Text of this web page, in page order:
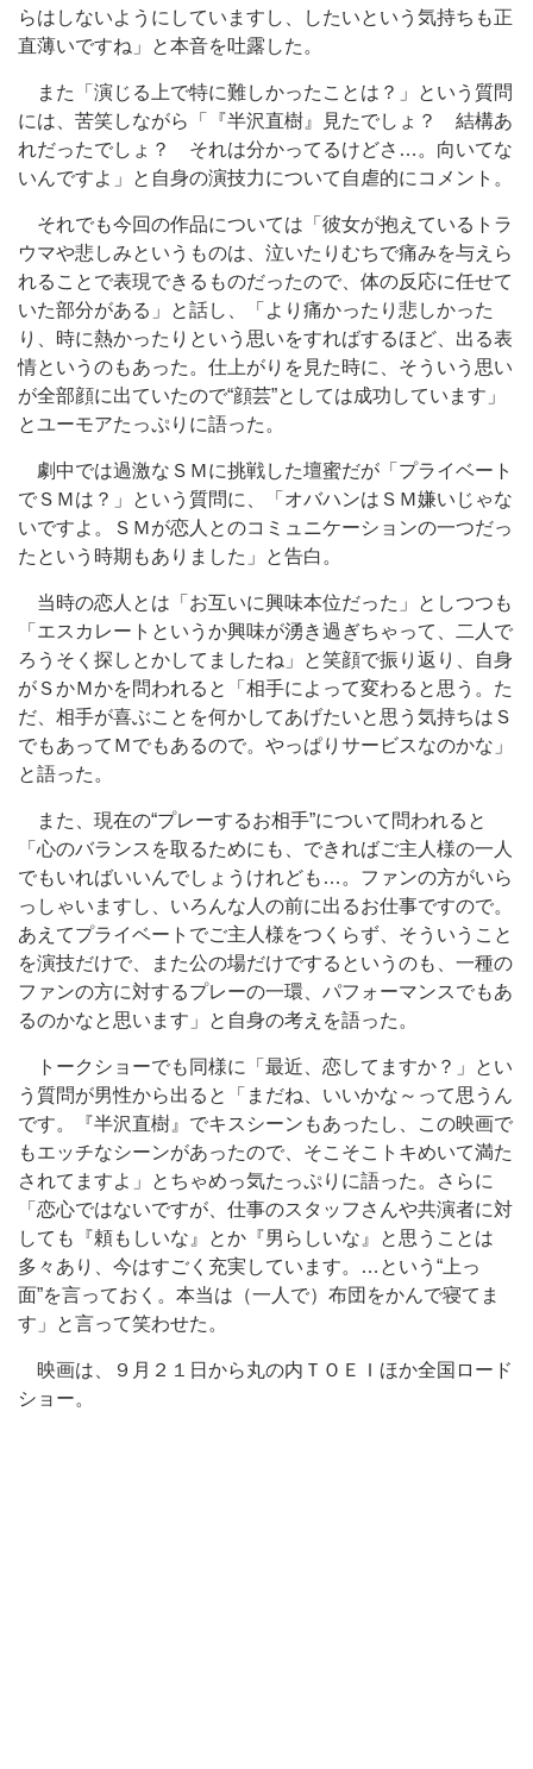
らはしないようにしていますし、したいという気持ちも正
直薄いですね」と本音を吐露した。
また「演じる上で特に難しかったことは？」という質問
には、苦笑しながら「『半沢直樹』見たでしょ？ 結構あ
れだったでしょ？ それは分かってるけどさ…。向いてな
いんですよ」と自身の演技力について自虐的にコメント。
それでも今回の作品については「彼女が抱えているトラ
ウマや悲しみというものは、泣いたりむちで痛みを与えら
れることで表現できるものだったので、体の反応に任せて
いた部分がある」と話し、「より痛かったり悲しかった
り、時に熱かったりという思いをすればするほど、出る表
情というのもあった。仕上がりを見た時に、そういう思い
が全部顔に出ていたので“顔芸”としては成功しています」
とユーモアたっぷりに語った。
劇中では過激なＳＭに挑戦した壇蜜だが「プライベート
でＳＭは？」という質問に、「オバハンはＳＭ嫌いじゃな
いですよ。ＳＭが恋人とのコミュニケーションの一つだっ
たという時期もありました」と告白。
当時の恋人とは「お互いに興味本位だった」としつつも
「エスカレートというか興味が湧き過ぎちゃって、二人で
ろうそく探しとかしてましたね」と笑顔で振り返り、自身
がＳかＭかを問われると「相手によって変わると思う。た
だ、相手が喜ぶことを何かしてあげたいと思う気持ちはＳ
でもあってＭでもあるので。やっぱりサービスなのかな」
と語った。
また、現在の“プレーするお相手”について問われると
「心のバランスを取るためにも、できればご主人様の一人
でもいればいいんでしょうけれども…。ファンの方がいら
っしゃいますし、いろんな人の前に出るお仕事ですので。
あえてプライベートでご主人様をつくらず、そういうこと
を演技だけで、また公の場だけでするというのも、一種の
ファンの方に対するプレーの一環、パフォーマンスでもあ
るのかなと思います」と自身の考えを語った。
トークショーでも同様に「最近、恋してますか？」とい
う質問が男性から出ると「まだね、いいかな～って思うん
です。『半沢直樹』でキスシーンもあったし、この映画で
もエッチなシーンがあったので、そこそこトキめいて満た
されてますよ」とちゃめっ気たっぷりに語った。さらに
「恋心ではないですが、仕事のスタッフさんや共演者に対
しても『頼もしいな』とか『男らしいな』と思うことは
多々あり、今はすごく充実しています。…という“上っ
面”を言っておく。本当は（一人で）布団をかんで寝てま
す」と言って笑わせた。
映画は、９月２１日から丸の内ＴＯＥＩほか全国ロード
ショー。